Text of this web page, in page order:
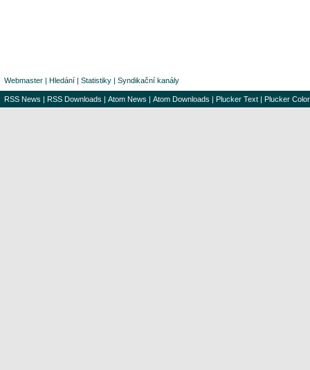
Webmaster | Hledání | Statistiky | Syndikační kanály
RSS News | RSS Downloads | Atom News | Atom Downloads | Plucker Text | Plucker Color